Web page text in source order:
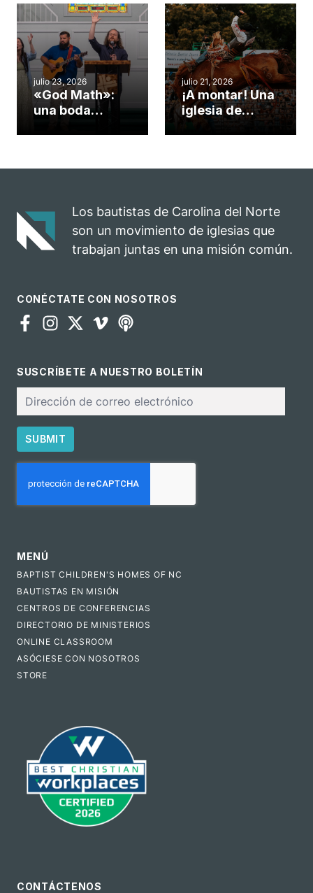
Cary se
convirtió en un
insólito campo
misionero te
cuento
obra de Dios
durante la
Semana
ServeNC
julio 23, 2026
«God Math»:
una boda
celebra el
julio 21, 2026
¡A montar! Una
iglesia de
rodeo anual en
para el
ministerio
Los bautistas de Carolina del Norte
son un movimiento de iglesias que
trabajan juntas en una misión común.
CONÉCTATE CON NOSOTROS
SUSCRÍBETE A NUESTRO BOLETÍN
electrónico
SUBMIT
MENÚ
BAPTIST CHILDREN'S HOMES OF NC
BAUTISTAS EN MISIÓN
CENTROS DE CONFERENCIAS
DIRECTORIO DE MINISTERIOS
ONLINE CLASSROOM
ASÓCIESE CON NOSOTROS
STORE
CONTÁCTENOS